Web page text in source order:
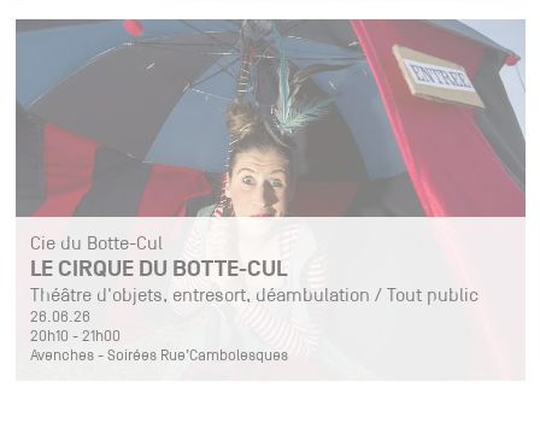
Cie du Botte-Cul
LE CIRQUE DU BOTTE-CUL
Théâtre d'objets, entresort, déambulation / Tout public
26.06.26
20h10 - 21h00
Avenches - Soirées Rue’Cambolesques